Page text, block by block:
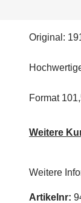
Original:
Format
Weitere
Weitere
Artikelnr: